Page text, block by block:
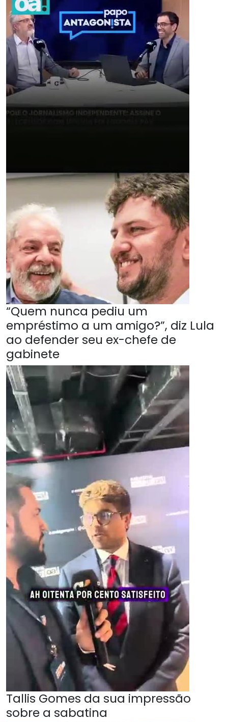
“Quem nunca pediu um
empréstimo a um amigo?”, diz Lula
ao defender seu ex-chefe de
gabinete
Tallis Gomes da sua impressão
sobre a sabatina